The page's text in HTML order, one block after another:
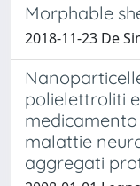
Morphable
2018-11-23 De
polielettroliti
malattie
aggregati